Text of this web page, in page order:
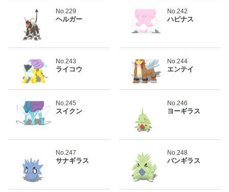
No.229
ヘルガー
No.242
ハピナス
No.243
ライコウ
No.244
エンテイ
No.245
スイクン
No.246
ヨーギラス
No.247
サナギラス
No.248
バンギラス